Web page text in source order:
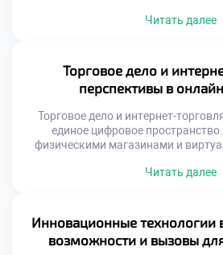
зависит доступность продукции на
систему. Грамотная
издержки и повышает
специалистов для этой
Читать далее
Торговое дело и
перспективы в
Торговое дело и интернет-
единое цифровое
физическими магазинами и
доступ к глобальной аудитории
новых игроков. Успех зависит от
традиционные навыки в цифровую
испытывает острую нехватку
Читать далее
Инновационные технологии
возможности и вызовы